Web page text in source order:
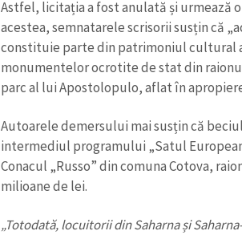
Astfel, licitația a fost anulată și urmează
acestea, semnatarele scrisorii susțin că
constituie parte din patrimoniul cultural
monumentelor ocrotite de stat din
parc al lui Apostolopulo, aflat în
Autoarele demersului mai susțin că
intermediul programului „Satul
Conacul „Russo” din comuna Cotova,
milioane de lei.
„Totodată, locuitorii din Saharna și